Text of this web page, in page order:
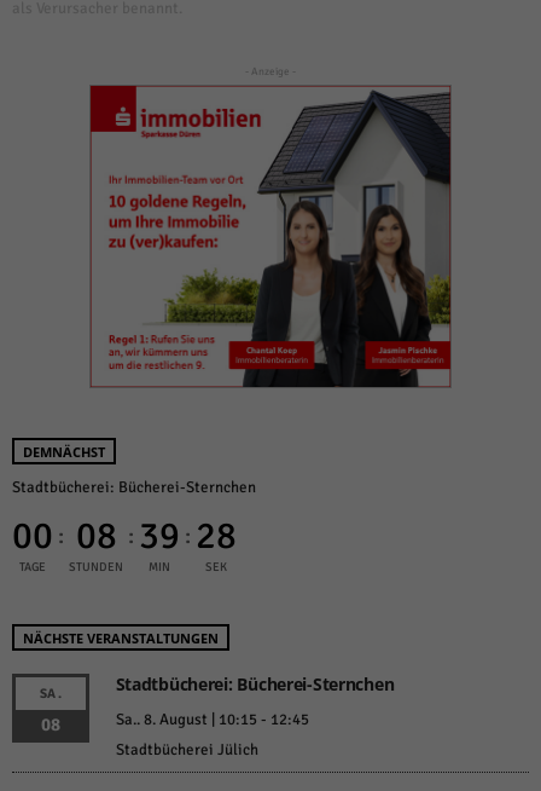
- Anzeige -
DEMNÄCHST
Stadtbücherei: Bücherei-Sternchen
00
TAGE
: 08
STUNDEN
: 39
MIN
: 28
SEK
NÄCHSTE VERANSTALTUNGEN
SA.
08
Stadtbücherei: Bücherei-Sternchen
Sa.. 8. August | 10:15 - 12:45
Stadtbücherei Jülich